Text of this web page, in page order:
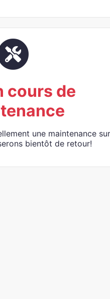
cours de
une maintenance sur
bientôt de retour!